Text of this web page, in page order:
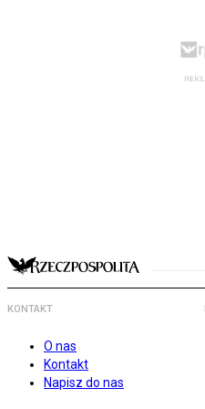
KONTAKT
O nas
Kontakt
Napisz do nas